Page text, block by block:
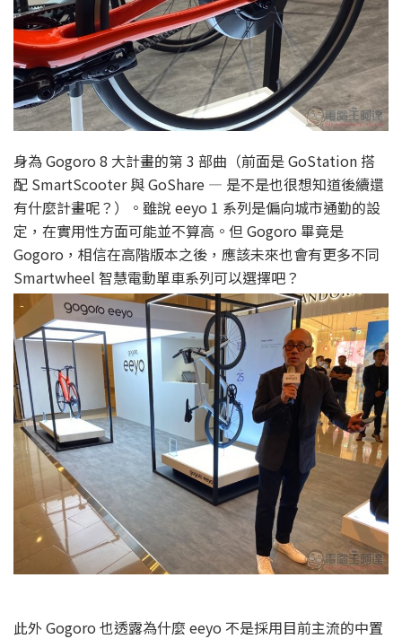
身為 Gogoro 8 大計畫的第 3 部曲（前面是 GoStation 搭
配 SmartScooter 與 GoShare — 是不是也很想知道後續還
有什麼計畫呢？）。雖說 eeyo 1 系列是偏向城市通勤的設
定，在實用性方面可能並不算高。但 Gogoro 畢竟是
Gogoro，相信在高階版本之後，應該未來也會有更多不同
Smartwheel 智慧電動單車系列可以選擇吧？
此外 Gogoro 也透露為什麼 eeyo 不是採用目前主流的中置